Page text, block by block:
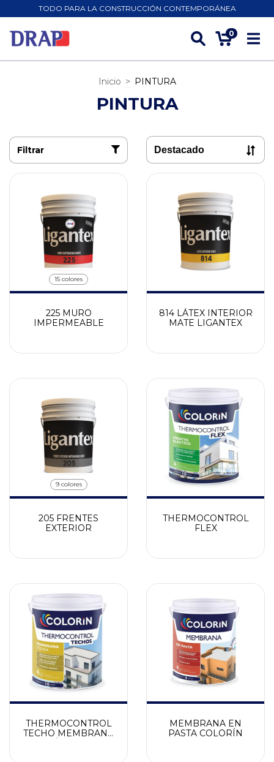
TODO PARA LA CONSTRUCCIÓN CONTEMPORÁNEA
0
Inicio > PINTURA
PINTURA
Filtrar
15 colores
225 MURO
IMPERMEABLE
814 LÁTEX INTERIOR
MATE LIGANTEX
9 colores
205 FRENTES
EXTERIOR
THERMOCONTROL
FLEX
THERMOCONTROL
TECHO MEMBRANA
MEMBRANA EN
PASTA COLORÍN